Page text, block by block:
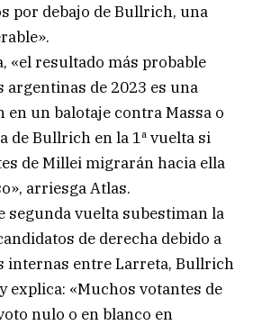
por debajo de Bullrich, una
«el resultado más probable
argentinas de 2023 es una
un balotaje contra Massa o
de Bullrich en la 1ª vuelta si
de Millei migrarán hacia ella
arriesga Atlas.
segunda vuelta subestiman la
de derecha debido a
internas entre Larreta, Bullrich
explica: «Muchos votantes de
nulo o en blanco en